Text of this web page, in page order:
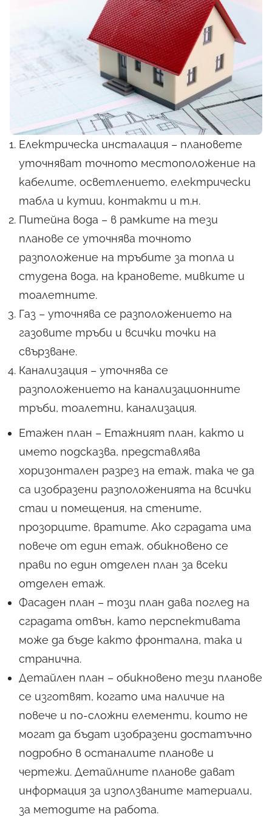
Електрическа инсталация – плановете
уточняват точното местоположение на
кабелите, осветлението, електрически
табла и кутии, контакти и т.н.
Питейна вода – в рамките на тези
планове се уточнява точното
разположение на тръбите за топла и
студена вода, на крановете, мивките и
тоалетните.
Газ – уточнява се разположението на
газовите тръби и всички точки на
свързване.
Канализация – уточнява се
разположението на канализационните
тръби, тоалетни, канализация.
Етажен план – Етажният план, както и
името подсказва, представлява
хоризонтален разрез на етаж, така че да
са изобразени разположенията на всички
стаи и помещения, на стените,
прозорците, вратите. Ако сградата има
повече от един етаж, обикновено се
прави по един отделен план за всеки
отделен етаж.
Фасаден план – този план дава поглед на
сградата отвън, като перспективата
може да бъде както фронтална, така и
странична.
Детайлен план – обикновено тези планове
се изготвят, когато има наличие на
повече и по-сложни елементи, които не
могат да бъдат изобразени достатъчно
подробно в останалите планове и
чертежи. Детайлните планове дават
информация за използваните материали,
за методите на работа.